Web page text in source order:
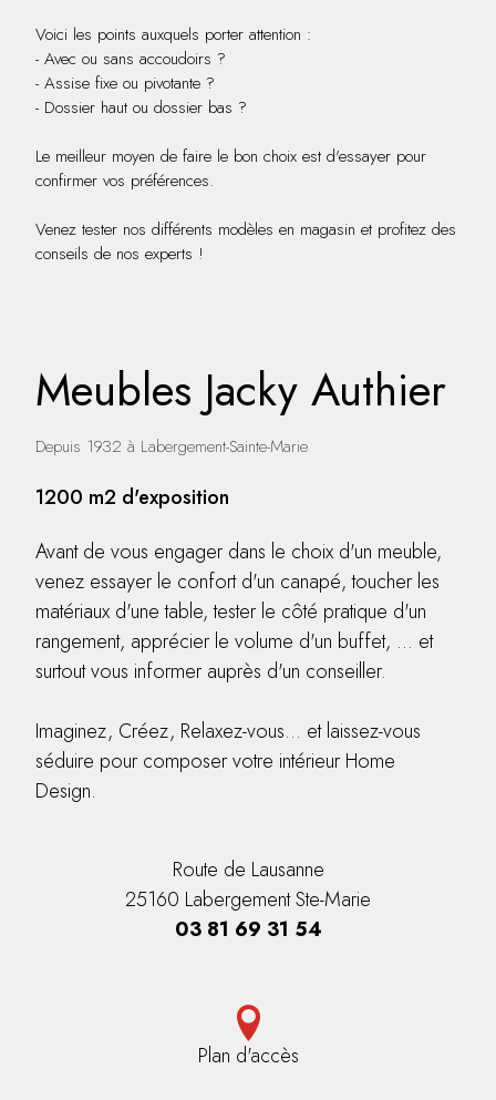
Voici les points auxquels porter attention :
- Avec ou sans accoudoirs ?
- Assise fixe ou pivotante ?
- Dossier haut ou dossier bas ?
Le meilleur moyen de faire le bon choix est d'essayer pour
confirmer vos préférences.
Venez tester nos différents modèles en magasin et profitez des
conseils de nos experts !
Meubles Jacky Authier
Depuis 1932 à Labergement-Sainte-Marie
1200 m2 d'exposition
Avant de vous engager dans le choix d'un meuble,
venez essayer le confort d'un canapé, toucher les
matériaux d'une table, tester le côté pratique d'un
rangement, apprécier le volume d'un buffet, ... et
surtout vous informer auprès d'un conseiller.
Imaginez, Créez, Relaxez-vous... et laissez-vous
séduire pour composer votre intérieur Home
Design.
Route de Lausanne
25160 Labergement Ste-Marie
03 81 69 31 54
Plan d'accès